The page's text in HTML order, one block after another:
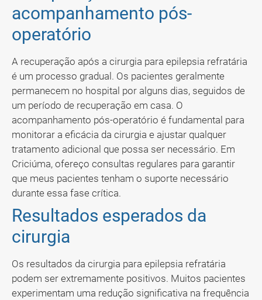
acompanhamento pós-
operatório
A recuperação após a cirurgia para epilepsia refratária
é um processo gradual. Os pacientes geralmente
permanecem no hospital por alguns dias, seguidos de
um período de recuperação em casa. O
acompanhamento pós-operatório é fundamental para
monitorar a eficácia da cirurgia e ajustar qualquer
tratamento adicional que possa ser necessário. Em
Criciúma, ofereço consultas regulares para garantir
que meus pacientes tenham o suporte necessário
durante essa fase crítica.
Resultados esperados da
cirurgia
Os resultados da cirurgia para epilepsia refratária
podem ser extremamente positivos. Muitos pacientes
experimentam uma redução significativa na frequência